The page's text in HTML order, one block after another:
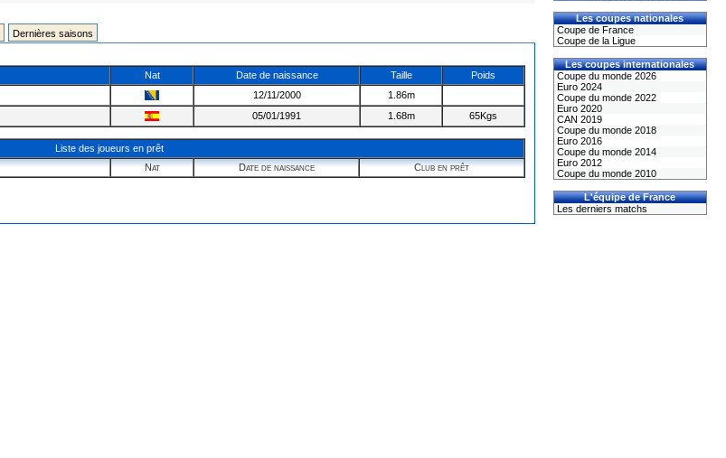
Dernières saisons
Nat Date de naissance Taille
Poids
12/11/2000
1.86m
05/01/1991 1.68m 65Kgs
Liste des joueurs en prêt
Nat Date de naissance Club en prêt
Les coupes nationales
Coupe de France
Coupe de la Ligue
Les coupes internationales
Coupe du monde 2026
Euro 2024
Coupe du monde 2022
Euro 2020
CAN 2019
Coupe du monde 2018
Euro 2016
Coupe du monde 2014
Euro 2012
Coupe du monde 2010
L'équipe de France
Les derniers matchs